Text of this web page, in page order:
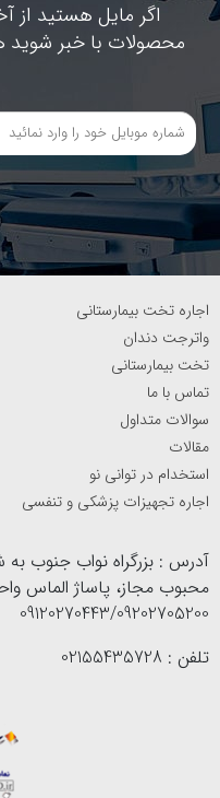
اگر مایل هستید از
محصولات با خبر شوید
اجاره تخت بیمارستانی
واترجت دندان
تخت بیمارستانی
تماس با ما
سوالات متداول
مقالات
استخدام در توانی نو
اجاره تجهیزات پزشکی و تنفسی
آدرس : بزرگراه نواب جنوب به
09120270443/09202705200
تلفن : 02155435728